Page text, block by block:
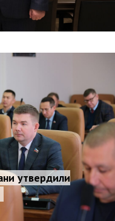
утвердили